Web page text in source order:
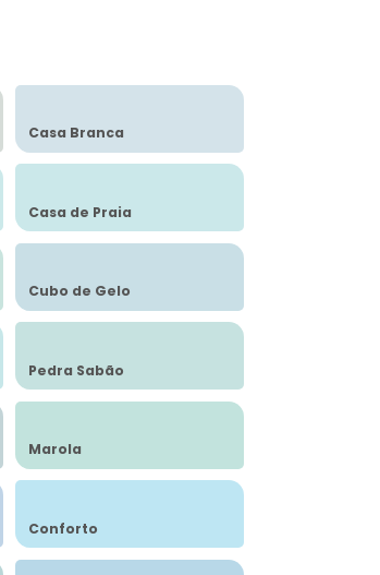
Casa Branca
Casa de Praia
Cubo de Gelo
Pedra Sabão
Marola
Conforto